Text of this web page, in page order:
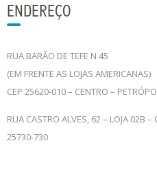
ENDEREÇO
RUA BARÃO DE TEFE N 45
(EM FRENTE AS LOJAS AMERICANAS)
CEP 25620-010 – CENTRO –
RUA CASTRO ALVES, 62 – LOJA 02B –
25730-730